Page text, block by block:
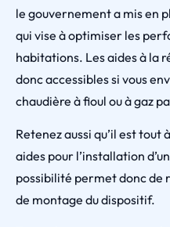
le gouvernement a mis en
qui vise à optimiser les
habitations. Les aides à la
donc accessibles si vous
chaudière à fioul ou à gaz
Retenez aussi qu’il est
aides pour l’installation
possibilité permet donc de
de montage du dispositif.